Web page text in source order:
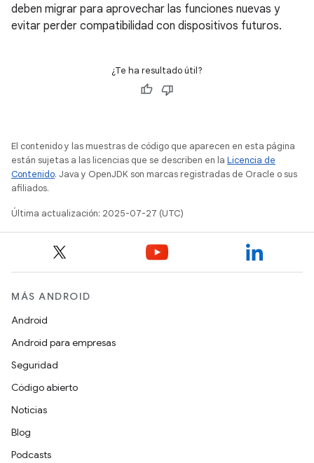
deben migrar para aprovechar las funciones nuevas y
evitar perder compatibilidad con dispositivos futuros.
¿Te ha resultado útil?
El contenido y las muestras de código que aparecen en esta página
están sujetas a las licencias que se describen en la Licencia de
Contenido. Java y OpenJDK son marcas registradas de Oracle o sus
afiliados.
Última actualización: 2025-07-27 (UTC)
MÁS ANDROID
Android
Android para empresas
Seguridad
Código abierto
Noticias
Blog
Podcasts